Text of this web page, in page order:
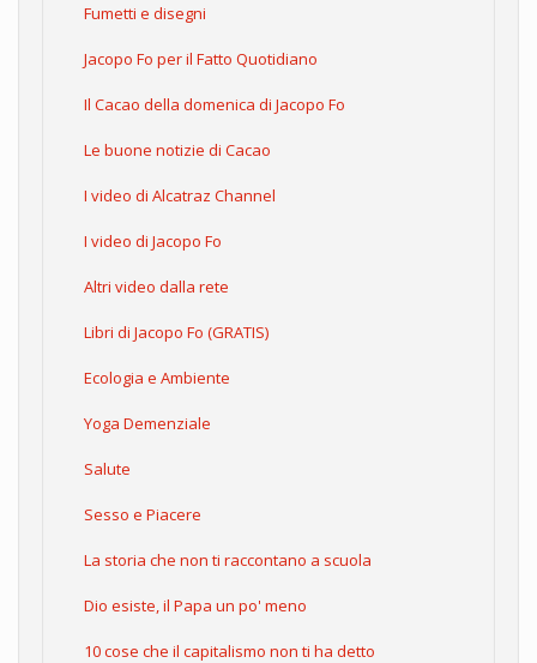
Fumetti e disegni
Jacopo Fo per il Fatto Quotidiano
Il Cacao della domenica di Jacopo Fo
Le buone notizie di Cacao
I video di Alcatraz Channel
I video di Jacopo Fo
Altri video dalla rete
Libri di Jacopo Fo (GRATIS)
Ecologia e Ambiente
Yoga Demenziale
Salute
Sesso e Piacere
La storia che non ti raccontano a scuola
Dio esiste, il Papa un po' meno
10 cose che il capitalismo non ti ha detto